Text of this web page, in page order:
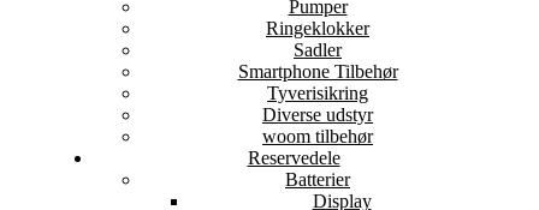
Pumper
Ringeklokker
Sadler
Smartphone Tilbehør
Tyverisikring
Diverse udstyr
woom tilbehør
Reservedele
Batterier
Display